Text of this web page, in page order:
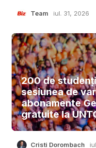
Team iul. 31, 2026
200 de
sesiunea de
abonamente
gratuite la
Cristi Dorombach